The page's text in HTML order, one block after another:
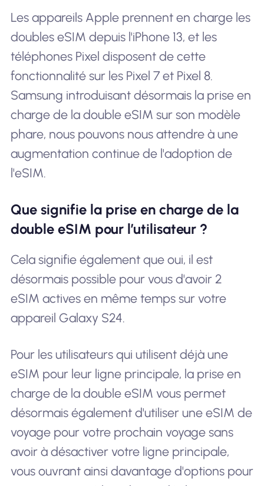
Les appareils Apple prennent en charge les
doubles eSIM depuis l'iPhone 13, et les
téléphones Pixel disposent de cette
fonctionnalité sur les Pixel 7 et Pixel 8.
Samsung introduisant désormais la prise en
charge de la double eSIM sur son modèle
phare, nous pouvons nous attendre à une
augmentation continue de l'adoption de
l'eSIM.
Que signifie la prise en charge de la
double eSIM pour l’utilisateur ?
Cela signifie également que oui, il est
désormais possible pour vous d'avoir 2
eSIM actives en même temps sur votre
appareil Galaxy S24.
Pour les utilisateurs qui utilisent déjà une
eSIM pour leur ligne principale, la prise en
charge de la double eSIM vous permet
désormais également d'utiliser une eSIM de
voyage pour votre prochain voyage sans
avoir à désactiver votre ligne principale,
vous ouvrant ainsi davantage d'options pour